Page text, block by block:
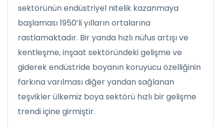
sektörünün endüstriyel nitelik kazanmaya
başlaması 1950’li yılların ortalarına
rastlamaktadır. Bir yanda hızlı nüfus artışı ve
kentleşme, inşaat sektöründeki gelişme ve
giderek endüstride boyanın koruyucu özelliğinin
farkına varılması diğer yandan sağlanan
teşvikler ülkemiz boya sektörü hızlı bir gelişme
trendi içine girmiştir.